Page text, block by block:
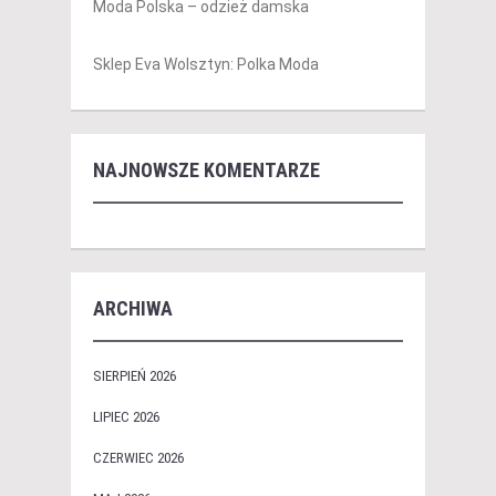
Moda Polska – odzież damska
Sklep Eva Wolsztyn: Polka Moda
NAJNOWSZE KOMENTARZE
ARCHIWA
SIERPIEŃ 2026
LIPIEC 2026
CZERWIEC 2026